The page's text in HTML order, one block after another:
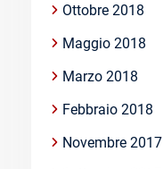
Ottobre 2018
Maggio 2018
Marzo 2018
Febbraio 2018
Novembre 2017